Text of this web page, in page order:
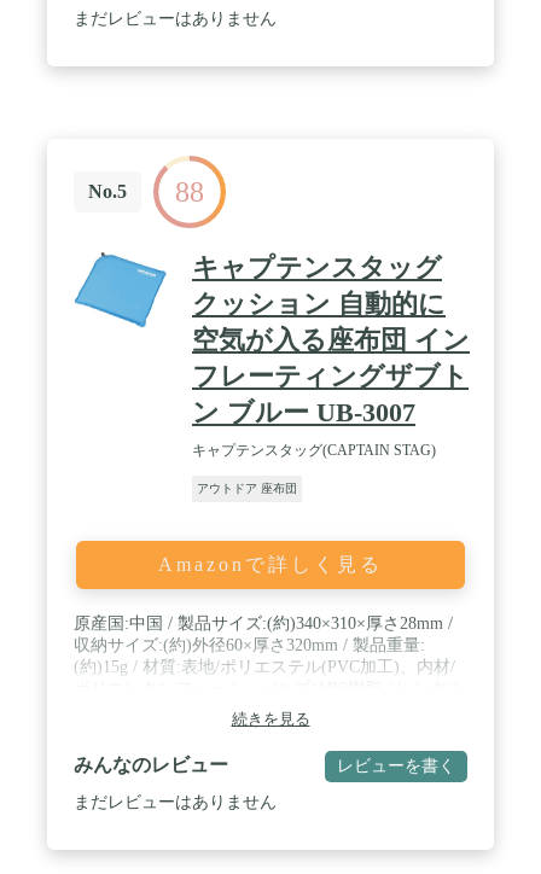
表地/ポリエステル(PVC加工)、内材/ポリウレタンフ
まだレビューはありません
No.5 88
キャプテンスタッグ
クッション 自動的に
空気が入る座布団 イン
フレーティングザブト
ン ブルー UB-3007
キャプテンスタッグ(CAPTAIN STAG)
アウトドア 座布団
Amazonで詳しく見る
原産国:中国 / 製品サイズ:(約)340×310×厚さ28mm /
収納サイズ:(約)外径60×厚さ320mm / 製品重量:
(約)15g / 材質:表地/ポリエステル(PVC加工)、内材/
等による貸出、オークション等にとる転売や中古販
売、及び譲渡によって発生した故障・破損・劣化・
損害・事故などにつきましては、一切責任を負いか
ねますので予めご了承ください
続きを見る
みんなのレビュー レビューを書く
まだレビューはありません